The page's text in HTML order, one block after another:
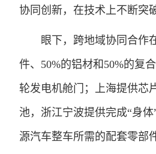
协同创新，在技术上不断突
眼下，跨地域协同合作在
件、50%的铝材和50%的复
轮发电机舱门；上海提供芯
池，浙江宁波提供完成“身
源汽车整车所需的配套零部